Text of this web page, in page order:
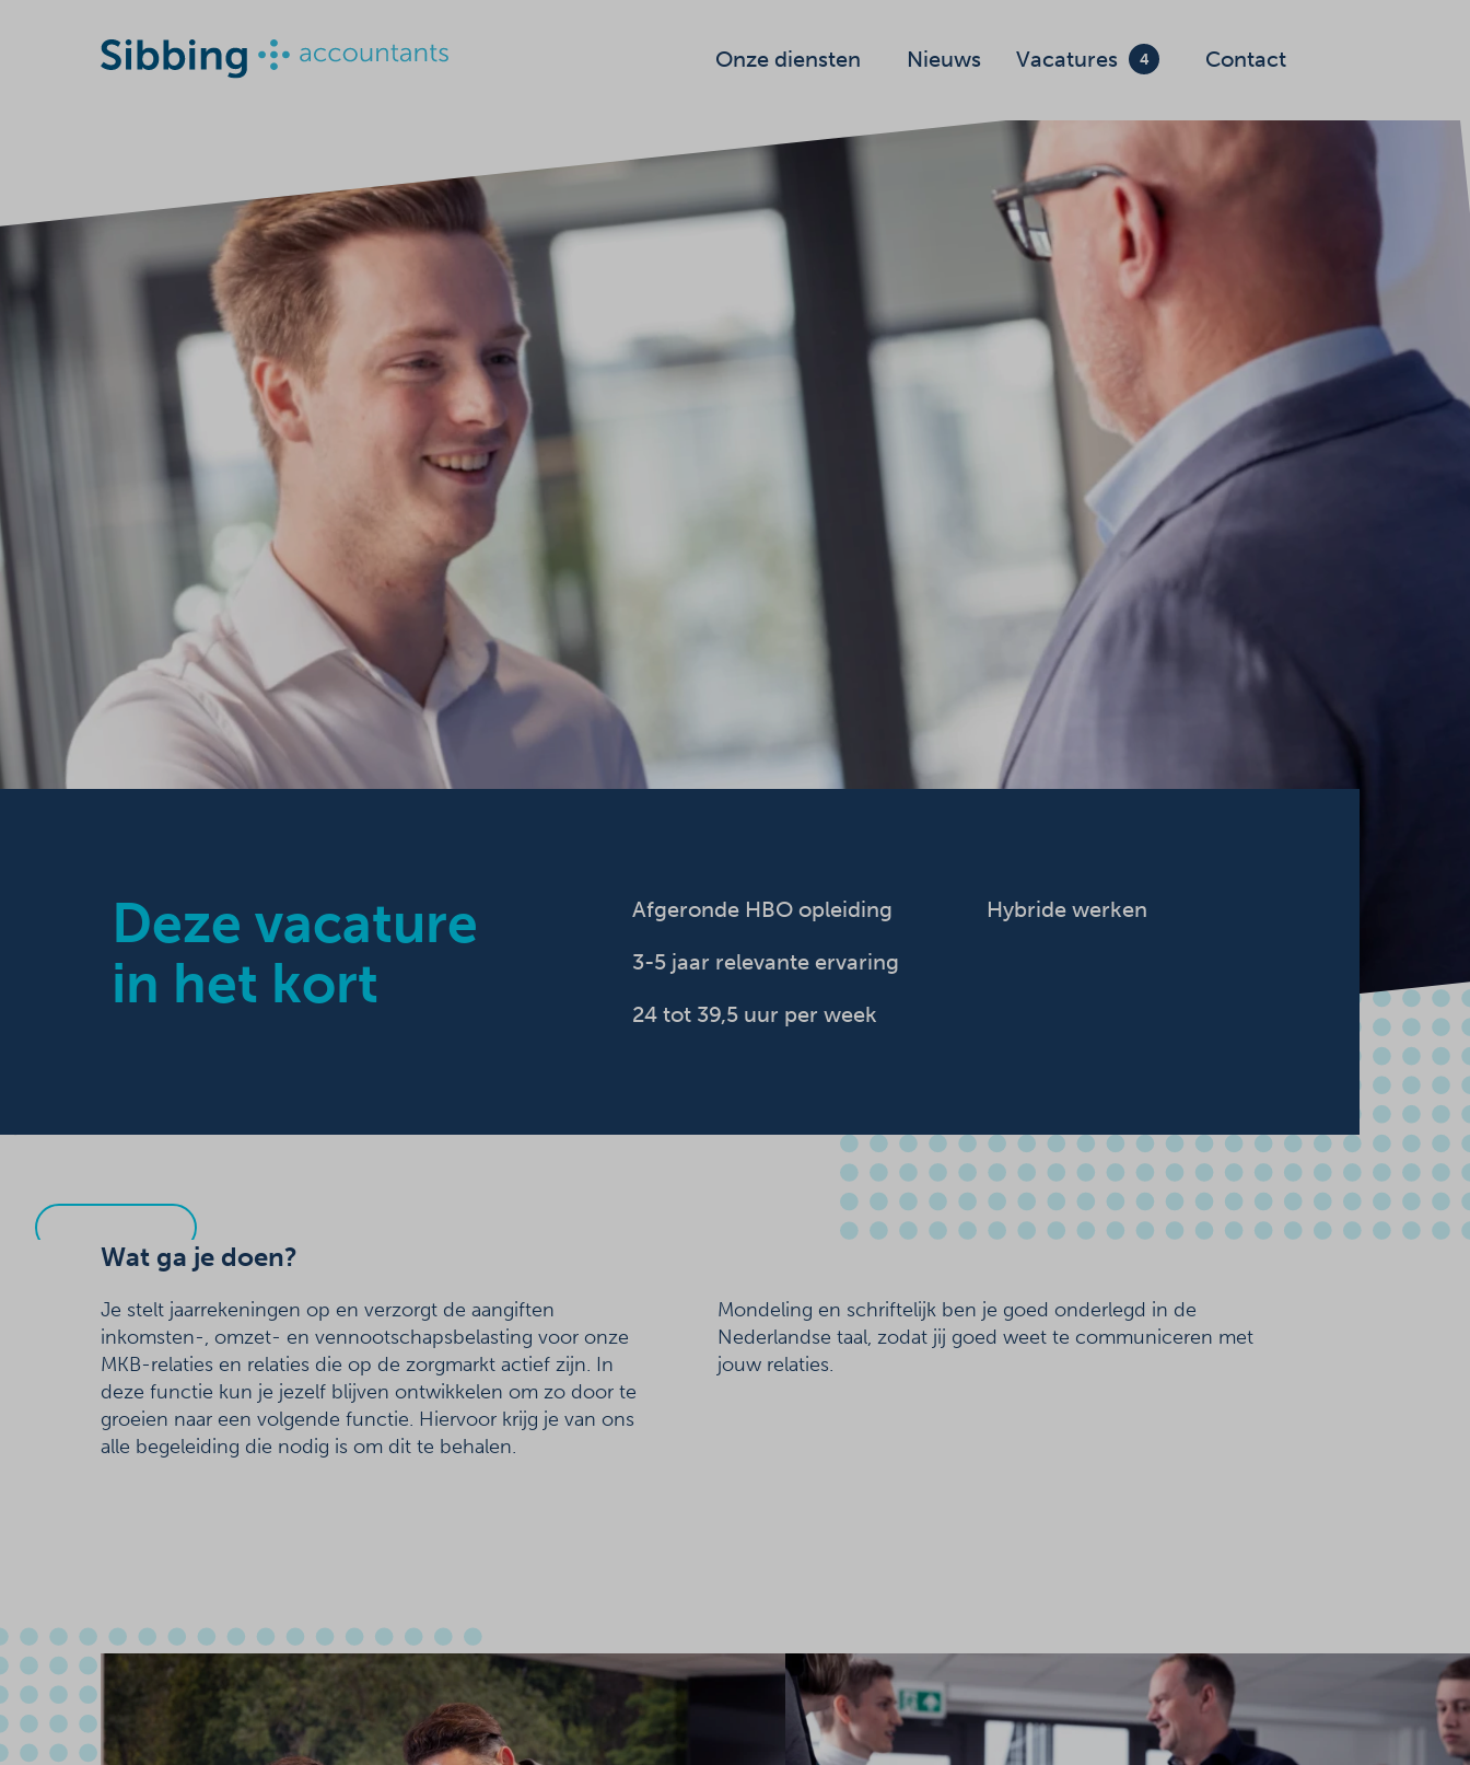
Onze diensten Nieuws Vacatures 4 Contact
Gevorderd
Assistent
Deze vacature
in het kort
Afgeronde HBO opleiding
3-5 jaar relevante ervaring
24 tot 39,5 uur per week
Hybride werken
Wat ga je doen?
Je stelt jaarrekeningen op en verzorgt de aangiften
inkomsten-, omzet- en vennootschapsbelasting voor onze
MKB-relaties en relaties die op de zorgmarkt actief zijn. In
deze functie kun je jezelf blijven ontwikkelen om zo door te
groeien naar een volgende functie. Hiervoor krijg je van ons
alle begeleiding die nodig is om dit te behalen.
Mondeling en schriftelijk ben je goed onderlegd in de
Nederlandse taal, zodat jij goed weet te communiceren met
jouw relaties.